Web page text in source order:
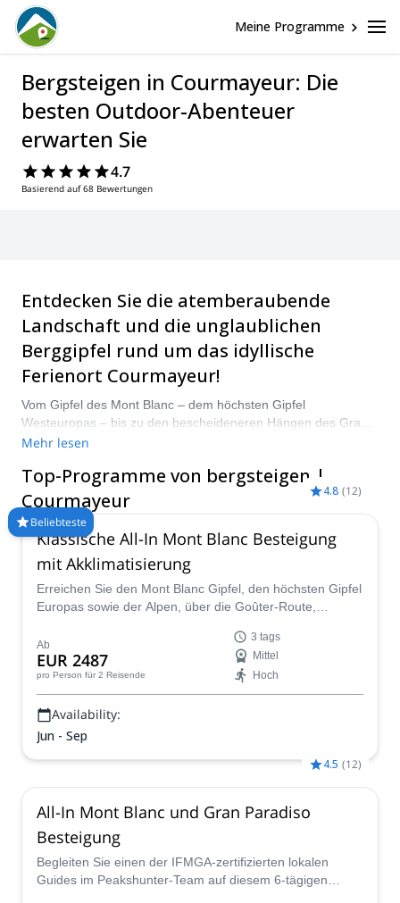
Meine Programme
Bergsteigen in Courmayeur: Die
besten Outdoor-Abenteuer
erwarten Sie
4.7
Basierend auf 68 Bewertungen
Entdecken Sie die atemberaubende
Landschaft und die unglaublichen
Berggipfel rund um das idyllische
Ferienort Courmayeur!
Vom Gipfel des Mont Blanc – dem höchsten Gipfel
Westeuropas – bis zu den bescheideneren Hängen des Gran
Paradiso und des Monte Rosa gibt es in diesem Teil des
Vergleichen und buchen Sie einen zertifizierten Führer für Ihre
Reise auf Explore-Share.com: Über 1500 Führer, 70+ Länder
und mehr als 8000 verschiedene Programme zur Auswahl.
Wählen Sie aus unserer Auswahl an Bergsteigertouren in
Courmayeur. Die Berge rufen!
Mehr lesen
Top-Programme von bergsteigen |
Courmayeur
Beliebteste
4.8 (12)
Klassische All-In Mont Blanc Besteigung
mit Akklimatisierung
Erreichen Sie den Mont Blanc Gipfel, den höchsten Gipfel
Europas sowie der Alpen, über die Goûter-Route,
IFMGA/UIAGM-zertifizierten Führer des Peakshunter-
Teams.
Ab
EUR 2487
pro Person für 2 Reisende
3 tags
Mittel
Hoch
Availability:
Jun - Sep
4.5 (12)
All-In Mont Blanc und Gran Paradiso
Besteigung
Begleiten Sie einen der IFMGA-zertifizierten lokalen
Guides im Peakshunter-Team auf diesem 6-tägigen